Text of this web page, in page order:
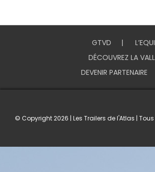
GTVD
DÉCOUVREZ LA
DEVENIR PARTENAIRE
© Copyright2026 | Les Trailers de l'Atlas |